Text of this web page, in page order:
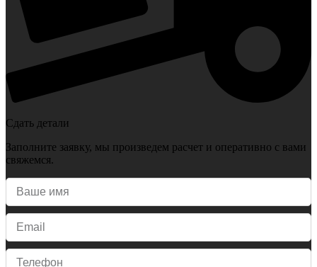
Сдать детали
Заполните заявку, мы произведем расчет и оперативно с вами
свяжемся.